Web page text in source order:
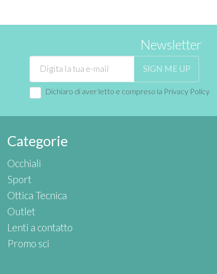
Newsletter
SIGN ME UP
Dichiaro di aver letto e compreso la Privacy Policy
Categorie
Occhiali
Sport
Ottica Tecnica
Outlet
Lenti a contatto
Promo sci